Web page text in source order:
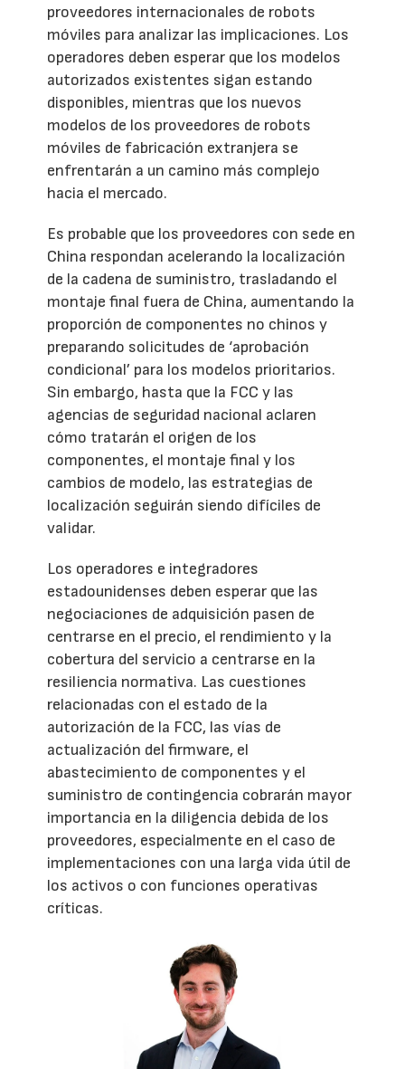
proveedores internacionales de robots
móviles para analizar las implicaciones. Los
operadores deben esperar que los modelos
autorizados existentes sigan estando
disponibles, mientras que los nuevos
modelos de los proveedores de robots
móviles de fabricación extranjera se
enfrentarán a un camino más complejo
hacia el mercado.
Es probable que los proveedores con sede en
China respondan acelerando la localización
de la cadena de suministro, trasladando el
montaje final fuera de China, aumentando la
proporción de componentes no chinos y
preparando solicitudes de ‘aprobación
condicional’ para los modelos prioritarios.
Sin embargo, hasta que la FCC y las
agencias de seguridad nacional aclaren
cómo tratarán el origen de los
componentes, el montaje final y los
cambios de modelo, las estrategias de
localización seguirán siendo difíciles de
validar.
Los operadores e integradores
estadounidenses deben esperar que las
negociaciones de adquisición pasen de
centrarse en el precio, el rendimiento y la
cobertura del servicio a centrarse en la
resiliencia normativa. Las cuestiones
relacionadas con el estado de la
autorización de la FCC, las vías de
actualización del firmware, el
abastecimiento de componentes y el
suministro de contingencia cobrarán mayor
importancia en la diligencia debida de los
proveedores, especialmente en el caso de
implementaciones con una larga vida útil de
los activos o con funciones operativas
críticas.